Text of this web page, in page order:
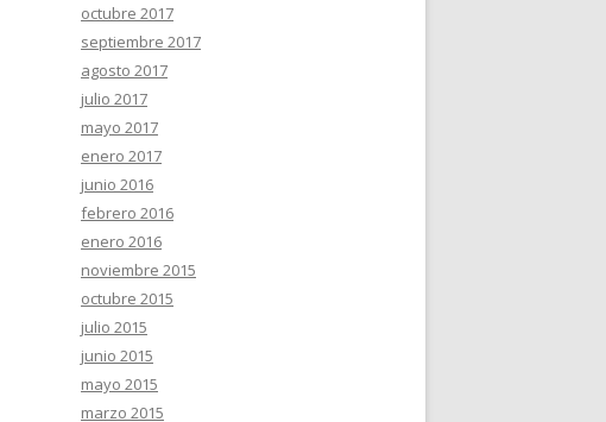
octubre 2017
septiembre 2017
agosto 2017
julio 2017
mayo 2017
enero 2017
junio 2016
febrero 2016
enero 2016
noviembre 2015
octubre 2015
julio 2015
junio 2015
mayo 2015
marzo 2015